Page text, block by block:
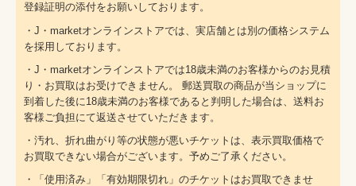
登録証明の添付をお願いしております。
・J・marketオンラインストアでは、実店舗とは別の価格システム
を採用しております。
・J・marketオンラインストアでは18歳未満のお客様からのお見積
り・お買取はお受けできません。 郵送買取の商品が当ショップに
到着した後に18歳未満のお客様であると判明した場合は、送料お
客様ご負担にて返送させていただきます。
・汚れ、折れ曲がり等の状態が悪いチケットは、表示買取価格で
お買取できない場合がございます。予めご了承ください。
・「使用済み」「有効期限切れ」のチケットはお買取できませ